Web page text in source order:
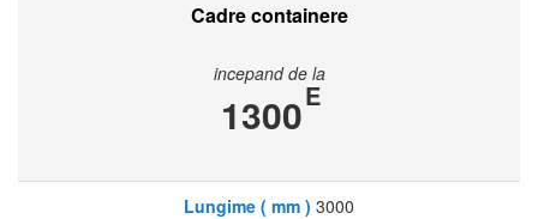
Cadre containere
incepand de la
1300E
Lungime ( mm ) 3000